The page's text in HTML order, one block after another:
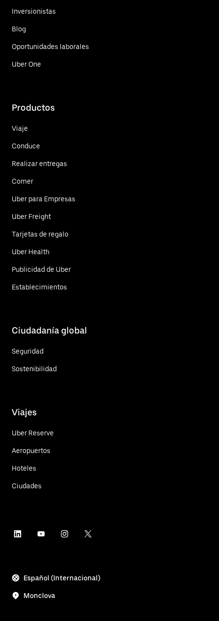
Inversionistas
Blog
Oportunidades laborales
Uber One
Productos
Viaje
Conduce
Realizar entregas
Comer
Uber para Empresas
Uber Freight
Tarjetas de regalo
Uber Health
Publicidad de Uber
Establecimientos
Ciudadanía global
Seguridad
Sostenibilidad
Viajes
Uber Reserve
Aeropuertos
Hoteles
Ciudades
Español (Internacional)
Monclova